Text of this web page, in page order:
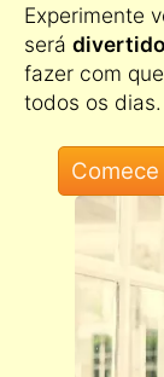
Experimente
será
fazer com
todos os dias.